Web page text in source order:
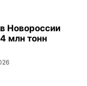
Новороссии
млн тонн